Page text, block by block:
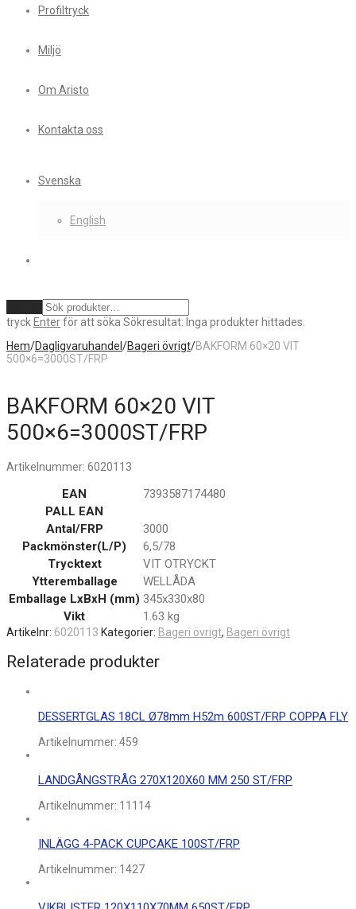
Profiltryck
Miljö
Om Aristo
Kontakta oss
Svenska
English
tryck Enterför att söka Sökresultat: Inga produkter hittades.
Hem/Dagligvaruhandel /Bageri övrigt/BAKFORM 60×20 VIT
500×6=3000ST/FRP
BAKFORM 60×20 VIT
500×6=3000ST/FRP
Artikelnummer: 6020113
EAN
7393587174480
PALL EAN
Antal/FRP
3000
Packmönster(L/P)
6,5/78
Trycktext
VIT OTRYCKT
Ytteremballage
WELLÅDA
Emballage LxBxH (mm) 345x330x80
Vikt
1.63 kg
Artikelnr: 6020113 Kategorier: Bageri övrigt, Bageri övrigt
Relaterade produkter
DESSERTGLAS 18CL Ø78mm H52m 600ST/FRP COPPA FLY
Artikelnummer: 459
LANDGÅNGSTRÅG 270X120X60 MM 250 ST/FRP
Artikelnummer: 11114
INLÄGG 4-PACK CUPCAKE 100ST/FRP
Artikelnummer: 1427